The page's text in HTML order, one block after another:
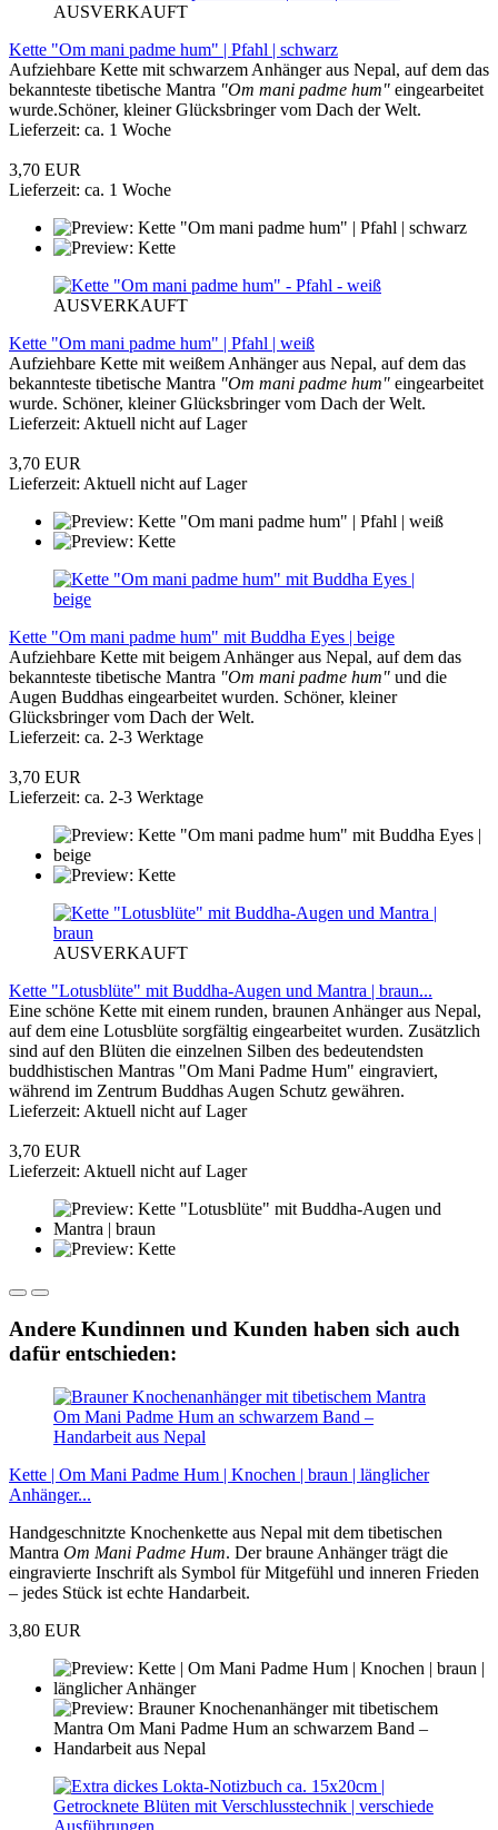
AUSVERKAUFT
Kette "Om mani padme hum" | Pfahl | schwarz
Aufziehbare Kette mit schwarzem Anhänger aus Nepal, auf dem das
bekannteste tibetische Mantra "Om mani padme hum" eingearbeitet
wurde.Schöner, kleiner Glücksbringer vom Dach der Welt.
Lieferzeit: ca. 1 Woche
3,70 EUR
Lieferzeit: ca. 1 Woche
AUSVERKAUFT
Kette "Om mani padme hum" | Pfahl | weiß
Aufziehbare Kette mit weißem Anhänger aus Nepal, auf dem das
bekannteste tibetische Mantra "Om mani padme hum" eingearbeitet
wurde. Schöner, kleiner Glücksbringer vom Dach der Welt.
Lieferzeit: Aktuell nicht auf Lager
3,70 EUR
Lieferzeit: Aktuell nicht auf Lager
Kette "Om mani padme hum" mit Buddha Eyes | beige
Aufziehbare Kette mit beigem Anhänger aus Nepal, auf dem das
bekannteste tibetische Mantra "Om mani padme hum" und die
Augen Buddhas eingearbeitet wurden. Schöner, kleiner
Glücksbringer vom Dach der Welt.
Lieferzeit: ca. 2-3 Werktage
3,70 EUR
Lieferzeit: ca. 2-3 Werktage
AUSVERKAUFT
Kette "Lotusblüte" mit Buddha-Augen und Mantra | braun...
Eine schöne Kette mit einem runden, braunen Anhänger aus Nepal,
auf dem eine Lotusblüte sorgfältig eingearbeitet wurden. Zusätzlich
sind auf den Blüten die einzelnen Silben des bedeutendsten
buddhistischen Mantras "Om Mani Padme Hum" eingraviert,
während im Zentrum Buddhas Augen Schutz gewähren.
Lieferzeit: Aktuell nicht auf Lager
3,70 EUR
Lieferzeit: Aktuell nicht auf Lager
Andere Kundinnen und Kunden haben sich auch
dafür entschieden:
Kette | Om Mani Padme Hum | Knochen | braun | länglicher
Anhänger...
Handgeschnitzte Knochenkette aus Nepal mit dem tibetischen
Mantra Om Mani Padme Hum. Der braune Anhänger trägt die
eingravierte Inschrift als Symbol für Mitgefühl und inneren Frieden
– jedes Stück ist echte Handarbeit.
3,80 EUR